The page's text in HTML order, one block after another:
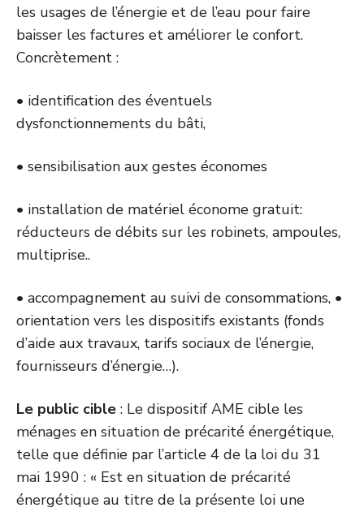
les usages de l’énergie et de l’eau pour faire
baisser les factures et améliorer le confort.
Concrètement :
• identification des éventuels
dysfonctionnements du bâti,
• sensibilisation aux gestes économes
• installation de matériel économe gratuit:
réducteurs de débits sur les robinets, ampoules,
multiprise..
• accompagnement au suivi de consommations, •
orientation vers les dispositifs existants (fonds
d’aide aux travaux, tarifs sociaux de l’énergie,
fournisseurs d’énergie…).
Le public cible : Le dispositif AME cible les
ménages en situation de précarité énergétique,
telle que définie par l’article 4 de la loi du 31
mai 1990 : « Est en situation de précarité
énergétique au titre de la présente loi une